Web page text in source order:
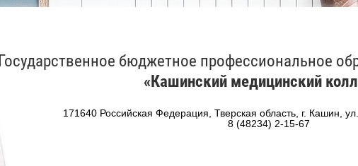
Государственное бюджетное профессиональное
«Кашинский медицинский
171640 Российская Федерация, Тверская область, г. Кашин,
8 (48234) 2-15-67